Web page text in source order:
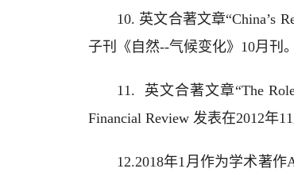
10. 英文合著文章“China’s
子刊《自然--气候变化》10月刊。
11. 英文合著文章“The
Financial Review 发表在2012年11
12.2018年1月作为学术著作